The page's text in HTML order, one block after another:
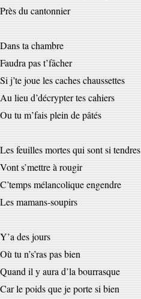
Près du cantonnier
Dans ta chambre
Faudra pas t’fâcher
Si j’te joue les caches chaussettes
Au lieu d’décrypter tes cahiers
Ou tu m’fais plein de pâtés
Les feuilles mortes qui sont si tendres
Vont s’mettre à rougir
C’temps mélancolique engendre
Les mamans-soupirs
Y’a des jours
Où tu n’s’ras pas bien
Quand il y aura d’la bourrasque
Car le poids que je porte si bien